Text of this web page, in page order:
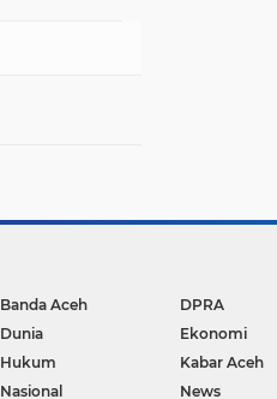
Banda Aceh
DPRA
Dunia
Ekonomi
Hukum
Kabar Aceh
Nasional News